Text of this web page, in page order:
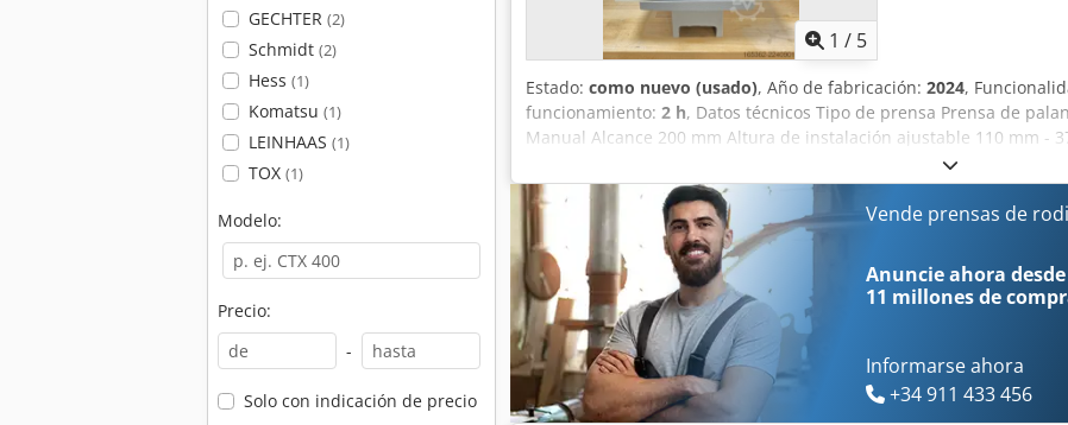
GECHTER (2)
Schmidt (2)
Hess (1)
Komatsu (1)
LEINHAAS (1)
TOX (1)
Modelo:
Precio:
-
Solo con indicación de precio
1 / 5
Estado: como nuevo (usado), Año de fabricación: 2024,
funcionamiento: 2 h, Datos técnicos Tipo de prensa Prensa de
Manual Alcance 200 mm Altura de instalación ajustable 110 mm -
presión máxima en la UT 55 kN Con la fuerza de tracción máxima
de sujeción Ø25 H7 Sistema de sujeción de herramientas Pieza de
Hyox Ag Uof Tipo de guía con protección contra torsión Guía
Mediante barras de ajuste Posición de la palanca manual
de la pieza de guía Trampa Fijación de la pieza de guía por tornillo
184 kg
Vende prensas de
Anuncie ahora desde
11 millones de
Informarse ahora
+34 911 433 456